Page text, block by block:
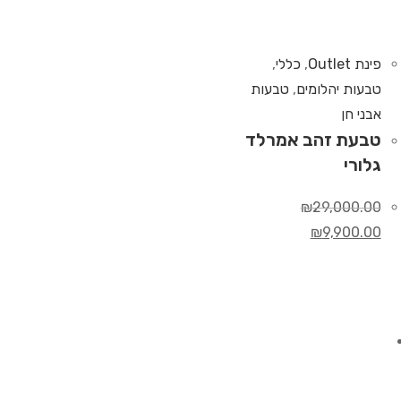
פינת Outlet , כללי,
טבעות יהלומים, טבעות
אבני חן
טבעת זהב אמרלד
גלורי
₪29,000.00
₪9,900.00